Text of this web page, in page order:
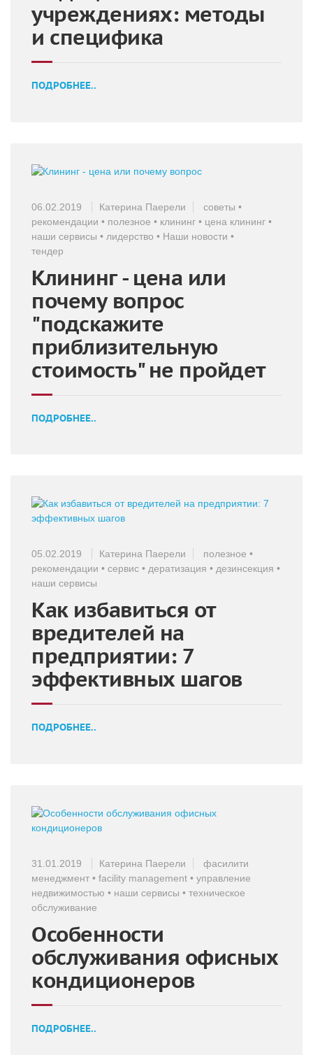
учреждениях: методы
и специфика
ПОДРОБНЕЕ..
06.02.2019 Катерина Паерели советы •
рекомендации • полезное • клининг • цена клининг •
наши сервисы • лидерство • Наши новости •
тендер
Клининг - цена или
почему вопрос
"подскажите
приблизительную
стоимость" не пройдет
ПОДРОБНЕЕ..
05.02.2019 Катерина Паерели полезное •
рекомендации • сервис • дератизация • дезинсекция •
наши сервисы
Как избавиться от
вредителей на
предприятии: 7
эффективных шагов
ПОДРОБНЕЕ..
31.01.2019 Катерина Паерели
фасилити
менеджмент • facility management • управление
недвижимостью • наши сервисы • техническое
обслуживание
Особенности
обслуживания офисных
кондиционеров
ПОДРОБНЕЕ..